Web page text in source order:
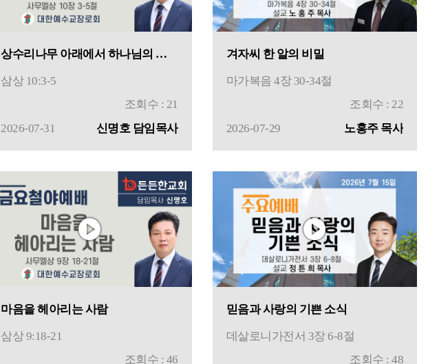
상수리나무 아래에서 하나님의 산까지
삼상 10:3-5
조회수 : 21
2026-07-31
신명호 담임목사
겨자씨 한 알의 비밀
마가복음 4장 30-34절
조회수 : 22
2026-07-29
노홍주 목사
마음을 헤아리는 사람
삼상 9:18-21
조회수 : 46
믿음과 사랑의 기쁜 소식
데살로니가전서 3장 6-8절
조회수 : 48